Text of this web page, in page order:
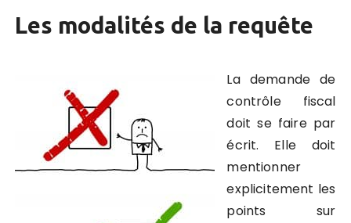
Les modalités de la requête
La demande de
contrôle fiscal
doit se faire par
écrit. Elle doit
mentionner
explicitement les
points sur